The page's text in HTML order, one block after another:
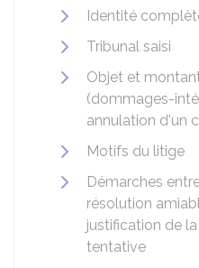
Identité
Tribunal saisi
Objet et
(dommages-
annulation d'un
Motifs du litige
Démarches
résolution
justification de
tentative